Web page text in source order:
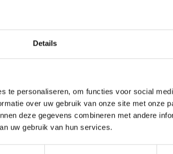
Details
te personaliseren, om functies voor social
over uw gebruik van onze site met onze
deze gegevens combineren met andere
uw gebruik van hun services.